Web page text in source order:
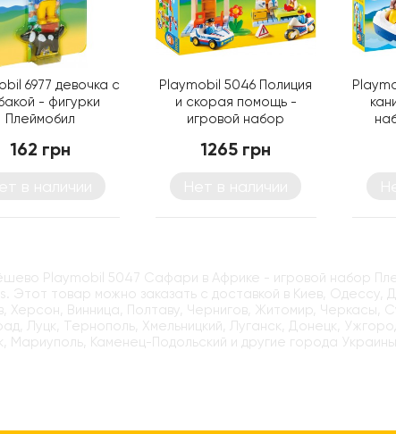
6977 девочка с
- фигурки
Плеймобил
162 грн
Playmobil 5046 Полиция
и скорая помощь -
игровой набор
1265 грн
Playmobil 5047 Сафари в Африке - игровой набор
Этот товар можно заказать с доставкой в Киев, Одессу,
Херсон, Винница, Полтаву, Чернигов, Житомир, Черкасы,
Луцк, Тернополь, Хмельницкий, Луганск, Донецк,
Мариуполь, Каменец-Подольский и другие города Украины